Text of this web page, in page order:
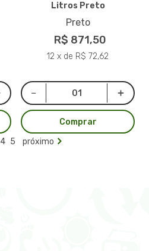
Litros Preto
Preto
R$ 871,50
12 x de R$ 72,62
Comprar
4 5 próximo